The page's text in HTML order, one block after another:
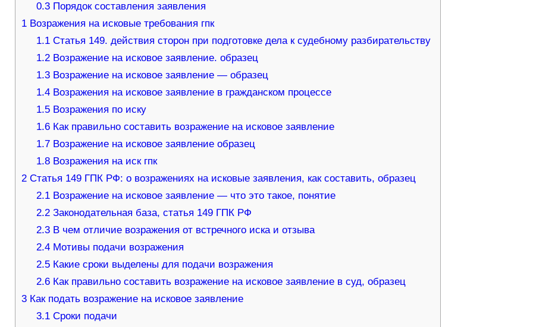
0.3 Порядок составления заявления
1Возражения на исковые требования гпк
1.1 Статья 149. действия сторон при подготовке дела к судебному разбирательству
1.2 Возражение на исковое заявление. образец
1.3 Возражение на исковое заявление — образец
1.4 Возражения на исковое заявление в гражданском процессе
1.5 Возражения по иску
1.6 Как правильно составить возражение на исковое заявление
1.7 Возражение на исковое заявление образец
1.8 Возражения на иск гпк
2Статья 149 ГПК РФ: о возражениях на исковые заявления, как составить, образец
2.1 Возражение на исковое заявление — что это такое, понятие
2.2 Законодательная база, статья 149 ГПК РФ
2.3 В чем отличие возражения от встречного иска и отзыва
2.4 Мотивы подачи возражения
2.5 Какие сроки выделены для подачи возражения
2.6 Как правильно составить возражение на исковое заявление в суд, образец
3Как подать возражение на исковое заявление
3.1 Сроки подачи